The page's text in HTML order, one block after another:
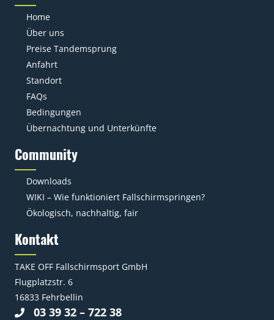
Home
Über uns
Preise Tandemsprung
Anfahrt
Standort
FAQs
Bedingungen
Übernachtung und Unterkünfte
Community
Downloads
WIKI – Wie funktioniert Fallschirmspringen?
Ökologisch, nachhaltig, fair
Kontakt
TAKE OFF Fallschirmsport GmbH
Flugplatzstr. 6
16833 Fehrbellin
03 39 32 – 722 38